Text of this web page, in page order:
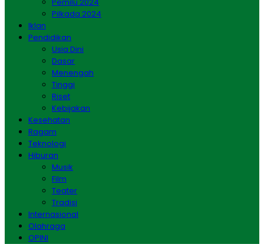
Pilkada 2024
Iklan
Pendidikan
Usia Dini
Dasar
Menengah
Tinggi
Riset
Kebijakan
Kesehatan
Ragam
Teknologi
Hiburan
Musik
Film
Teater
Tradisi
Internasional
Olahraga
OPINI